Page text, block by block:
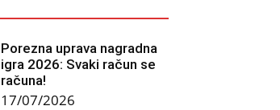
Porezna uprava nagradna
igra 2026: Svaki račun se
računa!
17/07/2026